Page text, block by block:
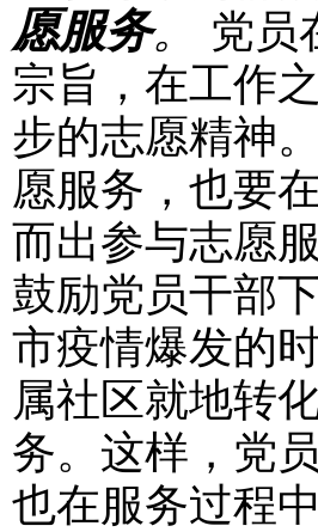
愿服务。 党员
宗旨，在工作
步的志愿精神
愿服务，也要
而出参与志愿
鼓励党员干部
市疫情爆发的
属社区就地转
务。这样，党
也在服务过程